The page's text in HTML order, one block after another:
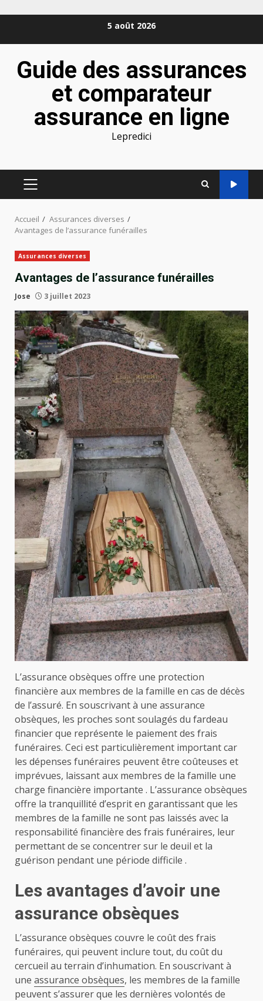
5 août 2026
Guide des assurances
et comparateur
assurance en ligne
Lepredici
MENU
Accueil
Assurances diverses
Avantages de l’assurance funérailles
Assurances diverses
Avantages de l’assurance funérailles
Jose 3 juillet 2023
L’assurance obsèques offre une protection
financière aux membres de la famille en cas de décès
de l’assuré. En souscrivant à une assurance
obsèques, les proches sont soulagés du fardeau
financier que représente le paiement des frais
funéraires. Ceci est particulièrement important car
les dépenses funéraires peuvent être coûteuses et
imprévues, laissant aux membres de la famille une
charge financière importante . L’assurance obsèques
offre la tranquillité d’esprit en garantissant que les
membres de la famille ne sont pas laissés avec la
responsabilité financière des frais funéraires, leur
permettant de se concentrer sur le deuil et la
guérison pendant une période difficile .
Les avantages d’avoir une
assurance obsèques
L’assurance obsèques couvre le coût des frais
funéraires, qui peuvent inclure tout, du coût du
cercueil au terrain d’inhumation. En souscrivant à
une assurance obsèques, les membres de la famille
peuvent s’assurer que les dernières volontés de